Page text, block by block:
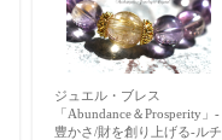
ジュエル・ブレス
「Abundance＆Prosperity」-
豊かさ/財を創り上げる-ルチ